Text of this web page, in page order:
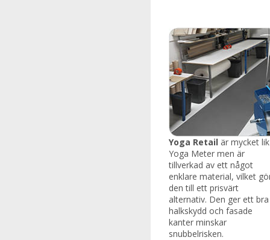
Yoga Retail är mycket lik
Yoga Meter men är
tillverkad av ett något
enklare material, vilket
den till ett prisvärt
alternativ. Den ger ett bra
halkskydd och fasade
kanter minskar
snubbelrisken.